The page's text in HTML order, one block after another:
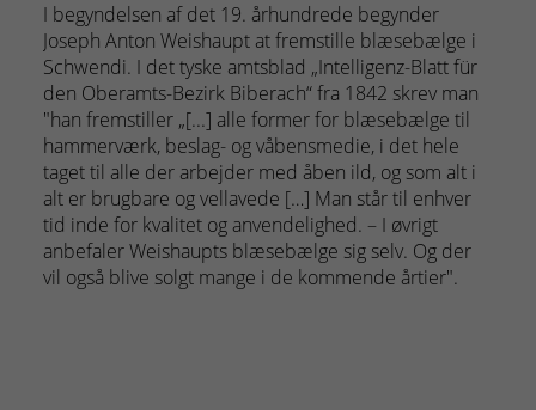
I begyndelsen af det 19. århundrede begynder
Joseph Anton Weishaupt at fremstille blæsebælge i
Schwendi. I det tyske amtsblad „Intelligenz-Blatt für
den Oberamts-Bezirk Biberach“ fra 1842 skrev man
"han fremstiller „[...] alle former for blæsebælge til
hammerværk, beslag- og våbensmedie, i det hele
taget til alle der arbejder med åben ild, og som alt i
alt er brugbare og vellavede […] Man står til enhver
tid inde for kvalitet og anvendelighed. – I øvrigt
anbefaler Weishaupts blæsebælge sig selv. Og der
vil også blive solgt mange i de kommende årtier".